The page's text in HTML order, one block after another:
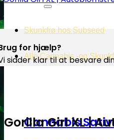
efter:
Skunkfrø hos Subseed
Alle Cannabis -og
Cannabis
for hjælp?
sidder klar til at besvare
Gorilla Girl XL |